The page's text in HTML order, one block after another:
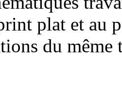
plat et au
du même